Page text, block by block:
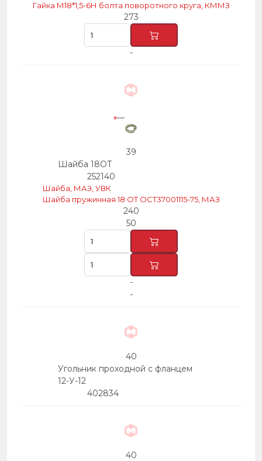
Гайка М18*1,5-6Н болта поворотного круга, КММЗ
273
-
39
Шайба 18ОТ
252140
Шайба, МАЗ, УВК
Шайба пружинная 18 ОТ ОСТ37001115-75, МАЗ
240
50
-
-
40
Угольник проходной с фланцем
12-У-12
402834
40